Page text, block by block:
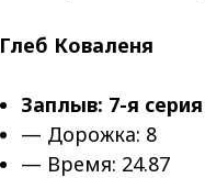
Глеб Коваленя
Заплыв: 7-я серия
— Дорожка: 8
— Время: 24.87